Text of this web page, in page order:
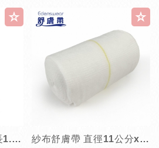
舒膚帶 直徑13公分x長1.5米 紗布舒膚帶 直徑11公分x長5米